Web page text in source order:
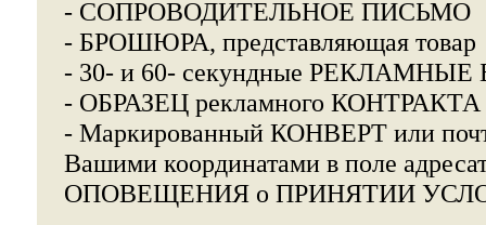
- СОПРОВОДИТЕЛЬНОЕ ПИСЬМО
- БРОШЮРА, представляющая товар
- 30- и 60- секундные РЕКЛАМНЫЕ
- ОБРАЗЕЦ рекламного КОНТРАКТА
- Маркированный КОНВЕРТ или
Вашими координатами в поле
ОПОВЕЩЕНИЯ о ПРИНЯТИИ